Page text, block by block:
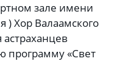
зале имени
) Хор Валаамского
программу «Свет